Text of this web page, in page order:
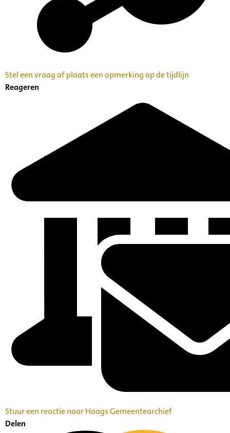
Stel een vraag of plaats een opmerking op de tijdlijn
Reageren
Stuur een reactie naar Haags Gemeentearchief
Delen